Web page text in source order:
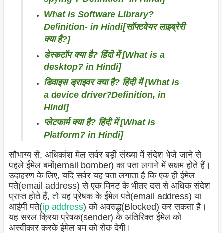
What is Software Library?
Definition- in Hindi[सॉफ्टवेयर लाइब्रेरी
क्या है?]
डेस्कटॉप क्या है? हिंदी में [What is a
desktop? in Hindi]
डिवाइस ड्राइवर क्या है? हिंदी में [What is
a device driver?Definition, in
Hindi]
प्लेटफार्म क्या है? हिंदी में [What is
Platform? in Hindi]
सौभाग्य से, अधिकांश मेल सर्वर बड़ी संख्या में संदेश भेजे जाने से
पहले ईमेल बमों(email bomber) का पता लगाने में सक्षम होते हैं।
उदाहरण के लिए, यदि सर्वर यह पता लगाता है कि एक ही ईमेल
पते(email address) से एक मिनट के भीतर दस से अधिक संदेश
प्राप्त होते हैं, तो यह प्रेषक के ईमेल पते(email address) या
आईपी पते(ip address) को अवरुद्ध(Blocked) कर सकता है।
यह सरल क्रिया प्रेषक(sender) के अतिरिक्त ईमेल को
अस्वीकार करके ईमेल बम को रोक देगी।